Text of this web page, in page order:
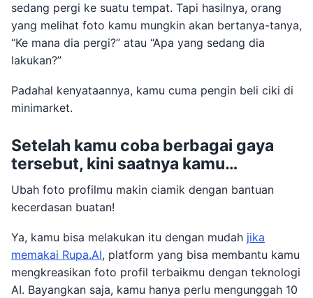
sedang pergi ke suatu tempat. Tapi hasilnya, orang
yang melihat foto kamu mungkin akan bertanya-tanya,
“Ke mana dia pergi?” atau “Apa yang sedang dia
lakukan?”
Padahal kenyataannya, kamu cuma pengin beli ciki di
minimarket.
Setelah kamu coba berbagai gaya
tersebut, kini saatnya kamu…
Ubah foto profilmu makin ciamik dengan bantuan
kecerdasan buatan!
Ya, kamu bisa melakukan itu dengan mudah jika
memakai Rupa.AI, platform yang bisa membantu kamu
mengkreasikan foto profil terbaikmu dengan teknologi
AI. Bayangkan saja, kamu hanya perlu mengunggah 10